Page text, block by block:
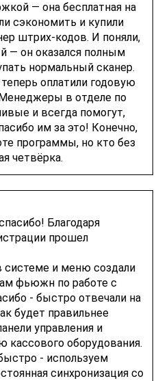
— она бесплатная на
сэкономить и купили
штрих-кодов. И поняли,
— он оказался полным
нормальный сканер.
оплатили годовую
в отделе по
и всегда помогут,
им за это! Конечно,
программы, но кто без
четвёрка.
Благодаря
прошел
системе и меню создали
фьюжн по работе с
- быстро отвечали на
будет правильнее
управления и
кассового оборудования.
- используем
синхронизация со